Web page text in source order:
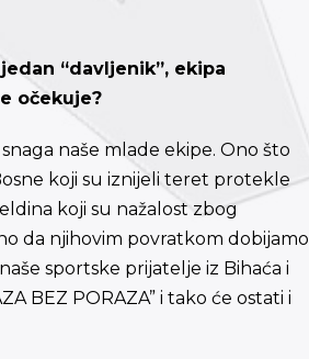
“davljenik”, ekipa
očekuje?
naše mlade ekipe. Ono što
koji su iznijeli teret protekle
koji su nažalost zbog
da njihovim povratkom dobijamo
sportske prijatelje iz Bihaća i
BEZ PORAZA” i tako će ostati i